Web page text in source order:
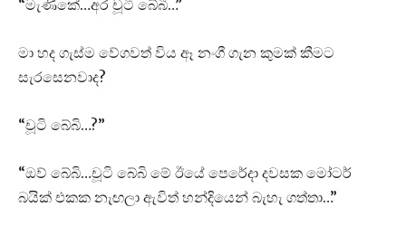
“මැණිකේ…අර චූටී බේබී…”
මා හද ගැස්ම වේගවත් විය ඈ නංගී ගැන කුමක් කීමට
සැරසෙනවාද?
“චූටි බේබි…?”
“ඔව් බේබි…චූටි බේබි මේ ඊයේ පෙරේදා දවසක මෝටර්
බයික් එකක නැඟලා ඇවිත් හන්දියෙන් බැහැ ගත්තා…”